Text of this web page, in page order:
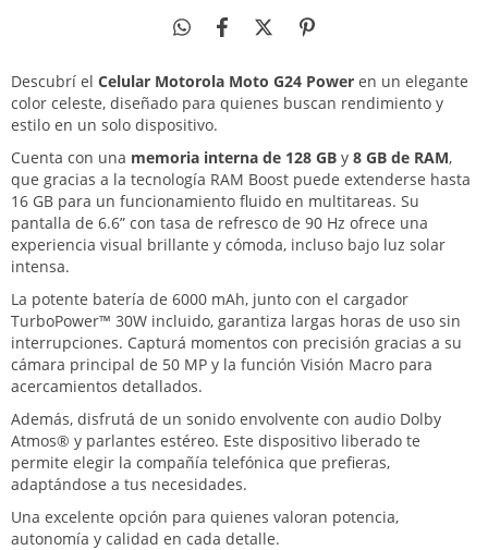
Descubrí el Celular Motorola Moto G24 Power en un elegante
color celeste, diseñado para quienes buscan rendimiento y
estilo en un solo dispositivo.
Cuenta con una memoria interna de 128 GB y 8 GB de RAM,
que gracias a la tecnología RAM Boost puede extenderse hasta
16 GB para un funcionamiento fluido en multitareas. Su
pantalla de 6.6” con tasa de refresco de 90 Hz ofrece una
experiencia visual brillante y cómoda, incluso bajo luz solar
intensa.
La potente batería de 6000 mAh, junto con el cargador
TurboPower™ 30W incluido, garantiza largas horas de uso sin
interrupciones. Capturá momentos con precisión gracias a su
cámara principal de 50 MP y la función Visión Macro para
acercamientos detallados.
Además, disfrutá de un sonido envolvente con audio Dolby
Atmos® y parlantes estéreo. Este dispositivo liberado te
permite elegir la compañía telefónica que prefieras,
adaptándose a tus necesidades.
Una excelente opción para quienes valoran potencia,
autonomía y calidad en cada detalle.